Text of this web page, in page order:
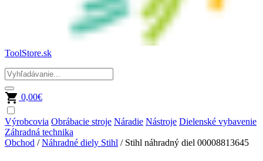
ToolStore.sk
0,00€
Výrobcovia Obrábacie stroje Náradie Nástroje Dielenské vybavenie
Záhradná technika
Obchod /Náhradné diely Stihl / Stihl náhradný diel 00008813645